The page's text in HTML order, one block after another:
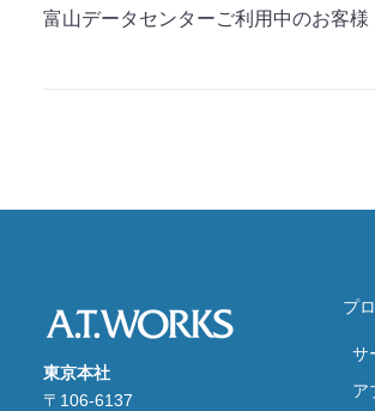
富山データセンターご利用中のお客様
東京本社
〒106-6137
プ
サ
ア